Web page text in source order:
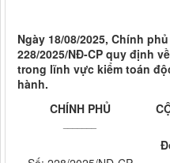
Ngày 18/08/2025, Chính
228/2025/NĐ-CP quy định
trong lĩnh vực kiểm toán
hành.
CHÍNH PHỦ